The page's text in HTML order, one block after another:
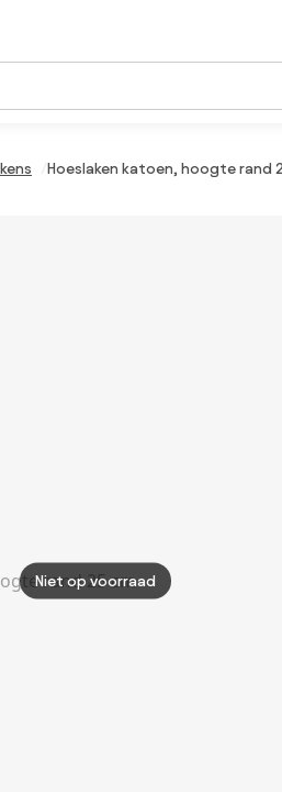
Hoeslaken katoen, hoogte rand
Niet op voorraad